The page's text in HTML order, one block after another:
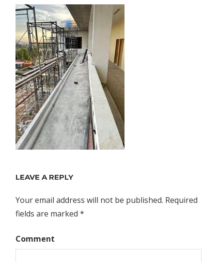
LEAVE A REPLY
Your email address will not be published. Required
fields are marked *
Comment